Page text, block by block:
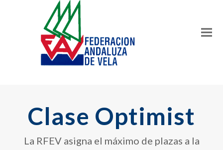
Clase Optimist
La RFEV asigna el máximo de plazas a la